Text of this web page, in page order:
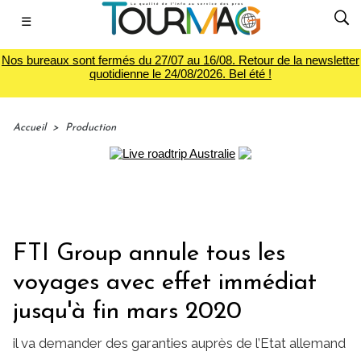
☰
Nos bureaux sont fermés du 27/07 au 16/08. Retour de la newsletter
quotidienne le 24/08/2026. Bel été !
Accueil > Production
FTI Group annule tous les
voyages avec effet immédiat
jusqu'à fin mars 2020
il va demander des garanties auprès de l’Etat allemand